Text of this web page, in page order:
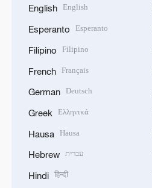
English English
Esperanto Esperanto
Filipino Filipino
French Français
German Deutsch
Greek Ελληνικά
Hausa Hausa
Hebrew עברית
Hindi हिन्दी